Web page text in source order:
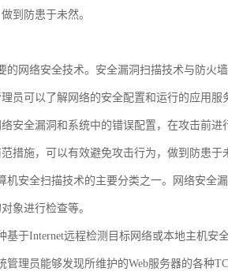
到防患于未然。
的网络安全技术。安全漏洞扫描技术与防火
员可以了解网络的安全配置和运行的应用
安全漏洞和系统中的错误配置，在攻击前
措施，可以有效避免攻击行为，做到防患于
机安全扫描技术的主要分类之一。网络安全
象进行检查等。
于Internet远程检测目标网络或本地主机安
管理员能够发现所维护的Web服务器的各种